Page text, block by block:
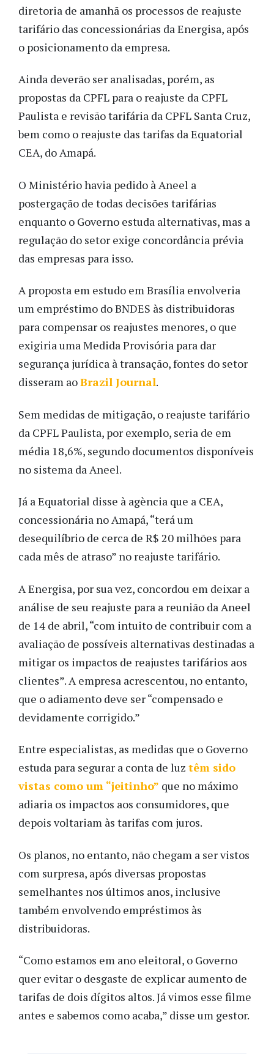
diretoria de amanhã os processos de reajuste
tarifário das concessionárias da Energisa, após
o posicionamento da empresa.
Ainda deverão ser analisadas, porém, as
propostas da CPFL para o reajuste da CPFL
Paulista e revisão tarifária da CPFL Santa Cruz,
bem como o reajuste das tarifas da Equatorial
CEA, do Amapá.
O Ministério havia pedido à Aneel a
postergação de todas decisões tarifárias
enquanto o Governo estuda alternativas, mas a
regulação do setor exige concordância prévia
das empresas para isso.
A proposta em estudo em Brasília envolveria
um empréstimo do BNDES às distribuidoras
para compensar os reajustes menores, o que
exigiria uma Medida Provisória para dar
segurança jurídica à transação, fontes do setor
disseram aoBrazil Journal.
Sem medidas de mitigação, o reajuste tarifário
da CPFL Paulista, por exemplo, seria de em
média 18,6%, segundo documentos disponíveis
no sistema da Aneel.
Já a Equatorial disse à agència que a CEA,
concessionária no Amapá, “terá um
desequilíbrio de cerca de R$ 20 milhões para
cada mês de atraso” no reajuste tarifário.
A Energisa, por sua vez, concordou em deixar a
análise de seu reajuste para a reunião da Aneel
de 14 de abril, “com intuito de contribuir com a
avaliação de possíveis alternativas destinadas a
mitigar os impactos de reajustes tarifários aos
clientes”. A empresa acrescentou, no entanto,
que o adiamento deve ser “compensado e
devidamente corrigido.”
Entre especialistas, as medidas que o Governo
estuda para segurar a conta de luz têm sido
vistas como um “jeitinho” que no máximo
adiaria os impactos aos consumidores, que
depois voltariam às tarifas com juros.
Os planos, no entanto, não chegam a ser vistos
com surpresa, após diversas propostas
semelhantes nos últimos anos, inclusive
também envolvendo empréstimos às
distribuidoras.
“Como estamos em ano eleitoral, o Governo
quer evitar o desgaste de explicar aumento de
tarifas de dois dígitos altos. Já vimos esse filme
antes e sabemos como acaba,” disse um gestor.